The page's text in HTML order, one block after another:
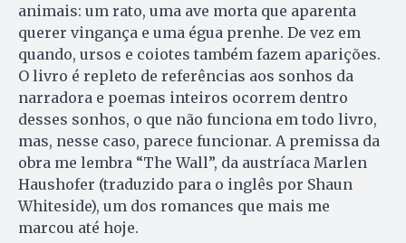
animais: um rato, uma ave morta que aparenta
querer vingança e uma égua prenhe. De vez em
quando, ursos e coiotes também fazem aparições.
O livro é repleto de referências aos sonhos da
narradora e poemas inteiros ocorrem dentro
desses sonhos, o que não funciona em todo livro,
mas, nesse caso, parece funcionar. A premissa da
obra me lembra “The Wall”, da austríaca Marlen
Haushofer (traduzido para o inglês por Shaun
Whiteside), um dos romances que mais me
marcou até hoje.